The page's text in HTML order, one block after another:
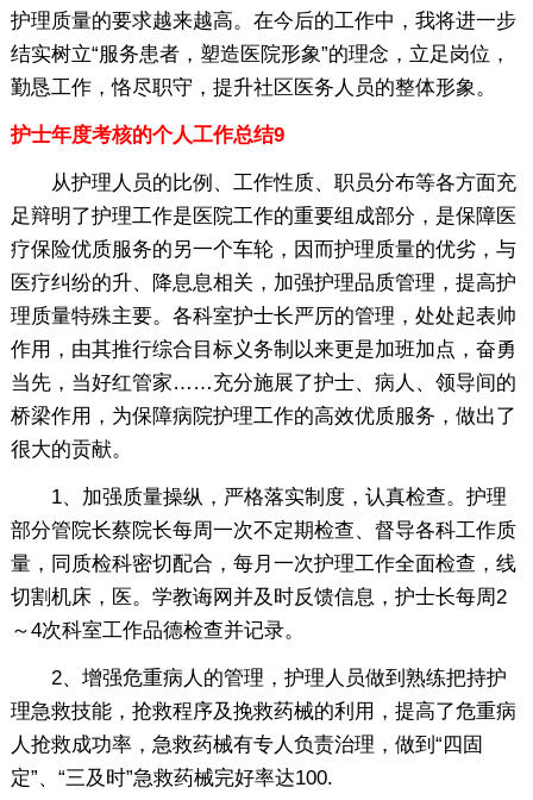
护理质量的要求越来越高。在今后的工作中，我将进一步
结实树立“服务患者，塑造医院形象”的理念，立足岗位，
勤恳工作，恪尽职守，提升社区医务人员的整体形象。
护士年度考核的个人工作总结9
从护理人员的比例、工作性质、职员分布等各方面充
足辩明了护理工作是医院工作的重要组成部分，是保障医
疗保险优质服务的另一个车轮，因而护理质量的优劣，与
医疗纠纷的升、降息息相关，加强护理品质管理，提高护
理质量特殊主要。各科室护士长严厉的管理，处处起表帅
作用，由其推行综合目标义务制以来更是加班加点，奋勇
当先，当好红管家……充分施展了护士、病人、领导间的
桥梁作用，为保障病院护理工作的高效优质服务，做出了
很大的贡献。
1、加强质量操纵，严格落实制度，认真检查。护理
部分管院长蔡院长每周一次不定期检查、督导各科工作质
量，同质检科密切配合，每月一次护理工作全面检查，线
切割机床，医。学教诲网并及时反馈信息，护士长每周2
～4次科室工作品德检查并记录。
2、增强危重病人的管理，护理人员做到熟练把持护
理急救技能，抢救程序及挽救药械的利用，提高了危重病
人抢救成功率，急救药械有专人负责治理，做到“四固
定”、“三及时”急救药械完好率达100.